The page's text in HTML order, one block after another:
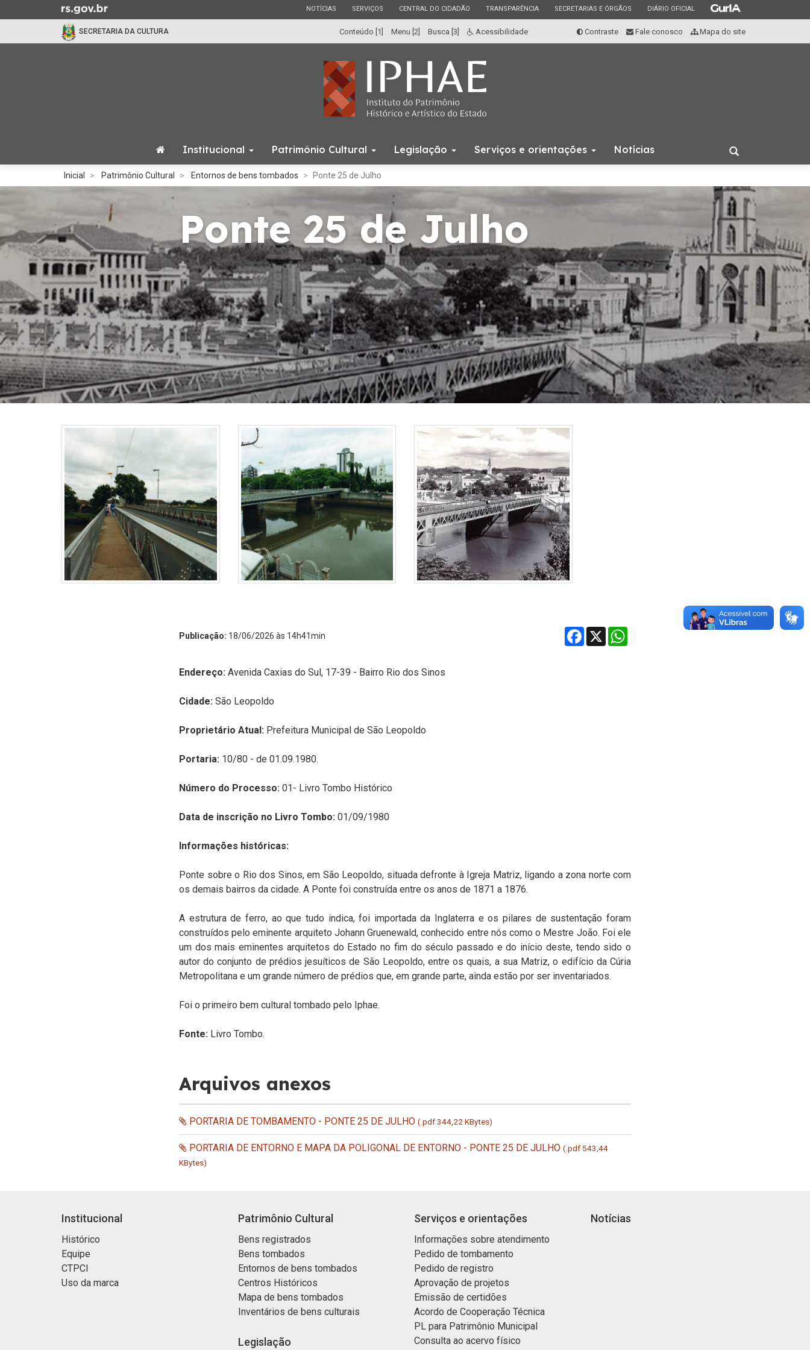
para
busca
ESTADO
NOTÍCIAS ESTADO
SERVIÇOS ESTADO
CENTRAL DO CIDADÃO ESTADO
TRANSPARÊNCIA ESTADO
SECRETARIAS E ÓRGÃOS ESTADO
DIÁRIO OFICIAL ESTADO
SECRETARIA DA CULTURA Conteúdo [1] Menu [2] Busca [3] Acessibilidade Contraste Fale conosco Mapa do site
Abrir
a
do
Institucional Patrimônio Cultural Legislação Serviços e orientações Notícias
do
Inicial Patrimônio Cultural Entornos de bens tombados Ponte 25 de Julho
Ponte 25 de Julho
Publicação: 18/06/2026 às 14h41min Facebook
X
Endereço: Avenida Caxias do Sul, 17-39 - Bairro Rio dos Sinos
Cidade: São Leopoldo
Proprietário Atual: Prefeitura Municipal de São Leopoldo
Portaria: 10/80 - de 01.09.1980.
Número do Processo: 01- Livro Tombo Histórico
Data de inscrição no Livro Tombo: 01/09/1980
Informações históricas:
Ponte sobre o Rio dos Sinos, em São Leopoldo, situada defronte à Igreja Matriz, ligando a zona norte com
os demais bairros da cidade. A Ponte foi construída entre os anos de 1871 a 1876.
A estrutura de ferro, ao que tudo indica, foi importada da Inglaterra e os pilares de sustentação foram
construídos pelo eminente arquiteto Johann Gruenewald, conhecido entre nós como o Mestre João. Foi ele
um dos mais eminentes arquitetos do Estado no fim do século passado e do início deste, tendo sido o
autor do conjunto de prédios jesuíticos de São Leopoldo, entre os quais, a sua Matriz, o edifício da Cúria
Metropolitana e um grande número de prédios que, em grande parte, ainda estão por ser inventariados.
Foi o primeiro bem cultural tombado pelo Iphae.
Fonte: Livro Tombo.
Arquivos anexos
PORTARIA DE TOMBAMENTO - PONTE 25 DE JULHO (.pdf 344,22 KBytes)
PORTARIA DE ENTORNO E MAPA DA POLIGONAL DE ENTORNO - PONTE 25 DE JULHO (.pdf 543,44
KBytes)
Institucional
Histórico
Equipe
CTPCI
Uso da marca
Patrimônio Cultural
Bens registrados
Bens tombados
Entornos de bens tombados
Centros Históricos
Mapa de bens tombados
Inventários de bens culturais
Legislação
Serviços e orientações
Informações sobre atendimento
Pedido de tombamento
Pedido de registro
Aprovação de projetos
Emissão de certidões
Acordo de Cooperação Técnica
PL para Patrimônio Municipal
Consulta ao acervo físico
Notícias